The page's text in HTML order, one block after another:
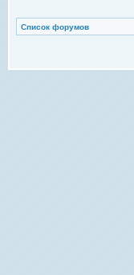
Список форумов